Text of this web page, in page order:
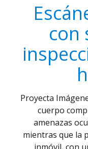
con
Proyecta
cuerpo
amenazas
mientras que la